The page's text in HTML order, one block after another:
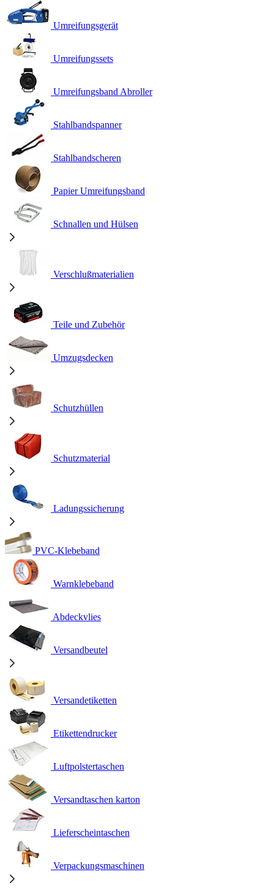
Umreifungsgerät
Umreifungssets
Umreifungsband Abroller
Stahlbandspanner
Stahlbandscheren
Papier Umreifungsband
Schnallen und Hülsen
Verschlußmaterialien
Teile und Zubehör
Umzugsdecken
Schutzhüllen
Schutzmaterial
Ladungssicherung
PVC-Klebeband
Warnklebeband
Abdeckvlies
Versandbeutel
Versandetiketten
Etikettendrucker
Luftpolstertaschen
Versandtaschen karton
Lieferscheintaschen
Verpackungsmaschinen